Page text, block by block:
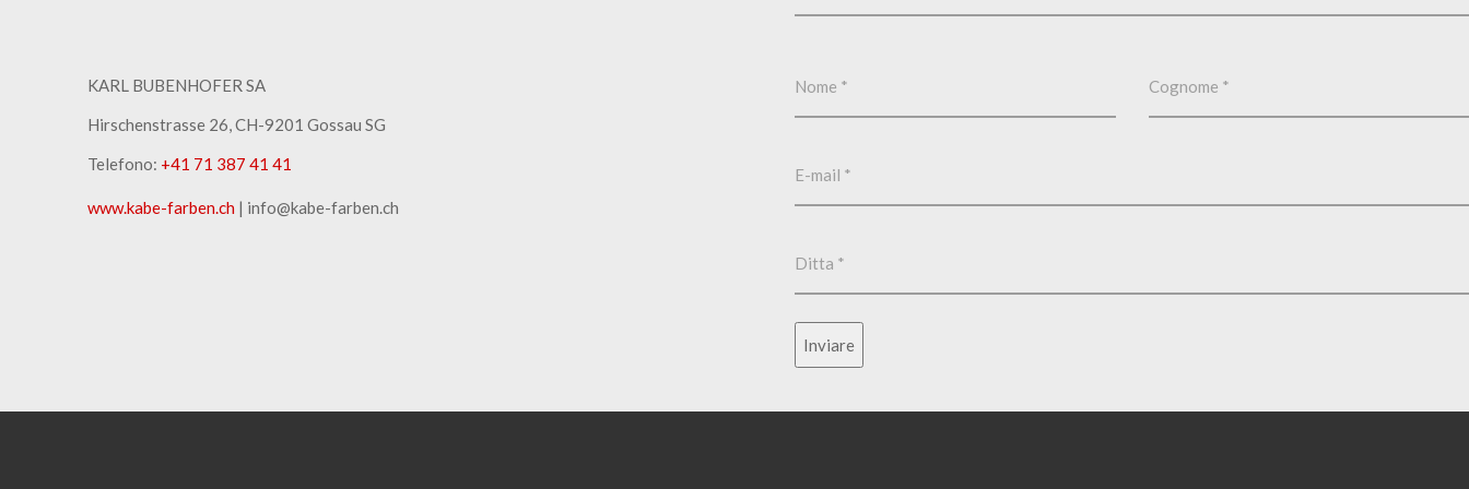
KARL BUBENHOFER SA
Hirschenstrasse 26, CH-9201 Gossau SG
Telefono: +41 71 387 41 41
www.kabe-farben.ch | info@kabe-farben.ch
Inviare